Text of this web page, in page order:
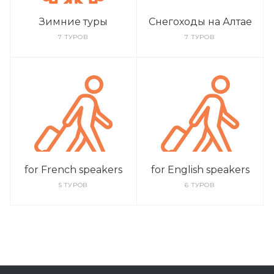
Зимние туры
7 ТУРОВ
Снегоходы на Алтае
7 ТУРОВ
for French speakers
5 ТУРОВ
for English speakers
6 ТУРОВ